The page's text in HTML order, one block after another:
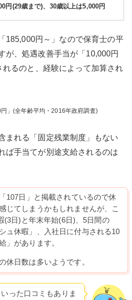
円(29歳まで)、30歳以上は5,000円
185,000円～」なので保育士の平
が、処遇改善手当が「10,000円
るのと、経験によって加算され
」(全年齢平均・2016年政府調査)
まれる「固定残業制度」もない
ば手当てが別途支給されるのは
107日」と掲載されているので休
じてしまうかもしれませんが、こ
(3日)と年末年始(6日)、5日間の
ュ休暇」、入社日に付与される10
」があります。
休日数は多いようです。
った口コミもありま